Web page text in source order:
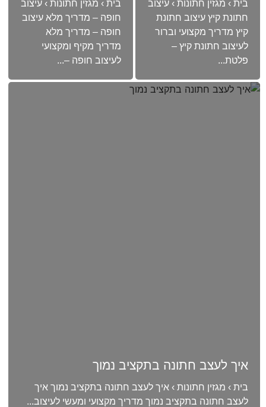
בית › מגזין חתונות › עיצוב
חתונת קיץ עיצוב חתונת
קיץ מדריך מקצועי וברור
לעיצוב חתונת קיץ –
פלטת...
בית › מגזין חתונות › עיצוב
חופה – מדריך מלא עיצוב
חופה – מדריך מלא
מדריך מקיף ומקצועי
לעיצוב חופה –...
איך לעצב חתונה בתקציב נמוך
בית › מגזין חתונות › איך לעצב חתונה בתקציב נמוך איך
לעצב חתונה בתקציב נמוך מדריך מקצועי ומעשי לעיצוב...